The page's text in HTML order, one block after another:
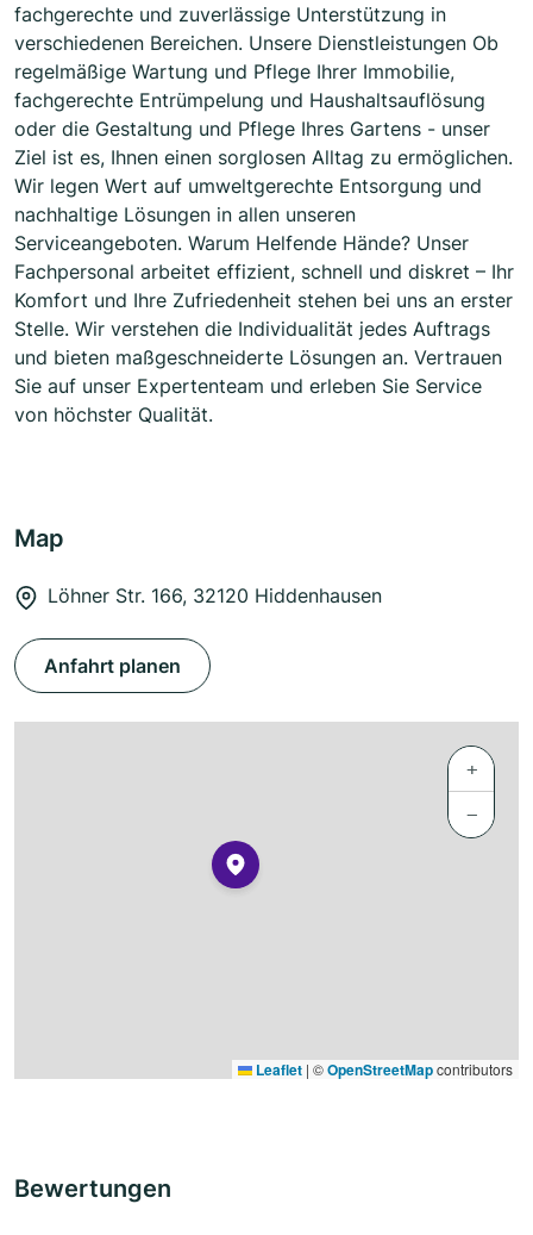
fachgerechte und zuverlässige Unterstützung in
verschiedenen Bereichen. Unsere Dienstleistungen Ob
regelmäßige Wartung und Pflege Ihrer Immobilie,
fachgerechte Entrümpelung und Haushaltsauflösung
oder die Gestaltung und Pflege Ihres Gartens - unser
Ziel ist es, Ihnen einen sorglosen Alltag zu ermöglichen.
Wir legen Wert auf umweltgerechte Entsorgung und
nachhaltige Lösungen in allen unseren
Serviceangeboten. Warum Helfende Hände? Unser
Fachpersonal arbeitet effizient, schnell und diskret – Ihr
Komfort und Ihre Zufriedenheit stehen bei uns an erster
Stelle. Wir verstehen die Individualität jedes Auftrags
und bieten maßgeschneiderte Lösungen an. Vertrauen
Sie auf unser Expertenteam und erleben Sie Service
von höchster Qualität.
Map
Löhner Str. 166, 32120 Hiddenhausen
Anfahrt planen
+
−
Leaflet | ©OpenStreetMapcontributors
Bewertungen